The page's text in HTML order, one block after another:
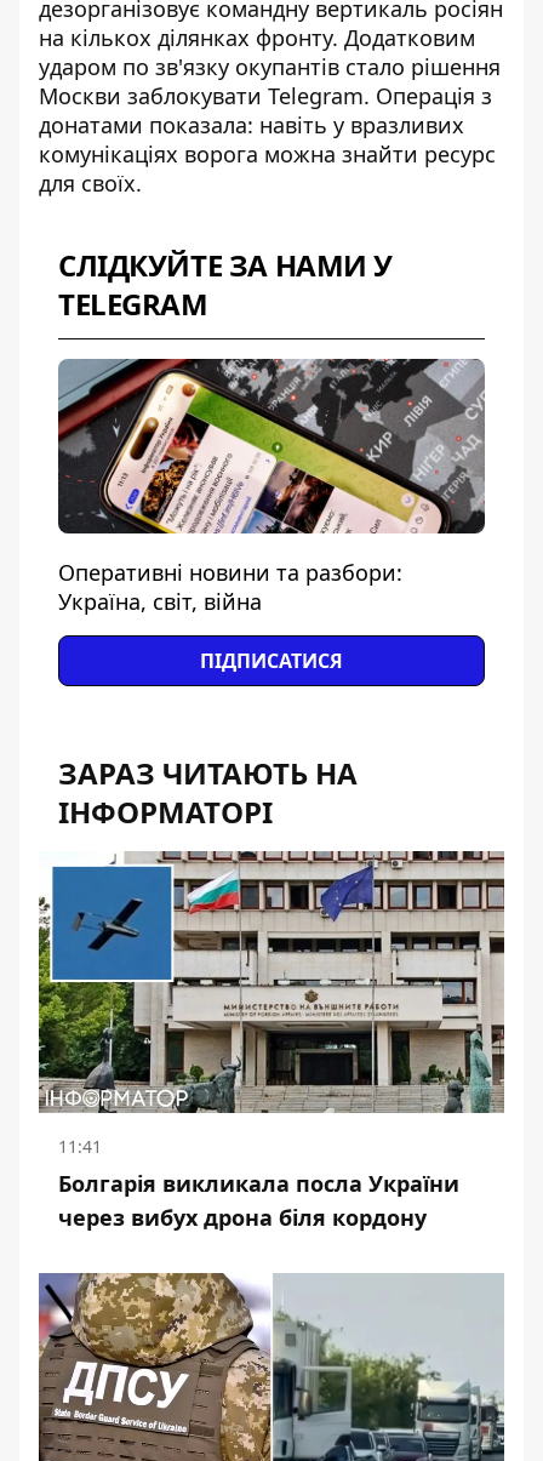
дезорганізовує командну вертикаль росіян
на кількох ділянках фронту. Додатковим
ударом по зв'язку окупантів стало рішення
Москви заблокувати Telegram. Операція з
донатами показала: навіть у вразливих
комунікаціях ворога можна знайти ресурс
для своїх.
СЛІДКУЙТЕ ЗА НАМИ У
TELEGRAM
Оперативні новини та разбори:
Україна, світ, війна
ПІДПИСАТИСЯ
ЗАРАЗ ЧИТАЮТЬ НА
ІНФОРМАТОРІ
11:41
Болгарія викликала посла України
через вибух дрона біля кордону